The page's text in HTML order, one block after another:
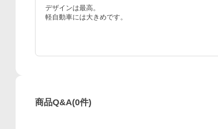
デザインは最高。
軽自動車には大きめです。
商品Q&A(0件)